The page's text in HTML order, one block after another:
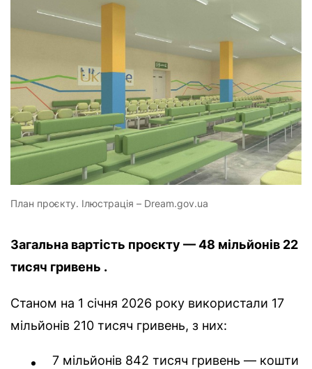
План проєкту. Ілюстрація – Dream.gov.ua
Загальна вартість проєкту — 48 мільйонів 22
тисяч гривень .
Станом на 1 січня 2026 року використали 17
мільйонів 210 тисяч гривень, з них:
7 мільйонів 842 тисяч гривень — кошти